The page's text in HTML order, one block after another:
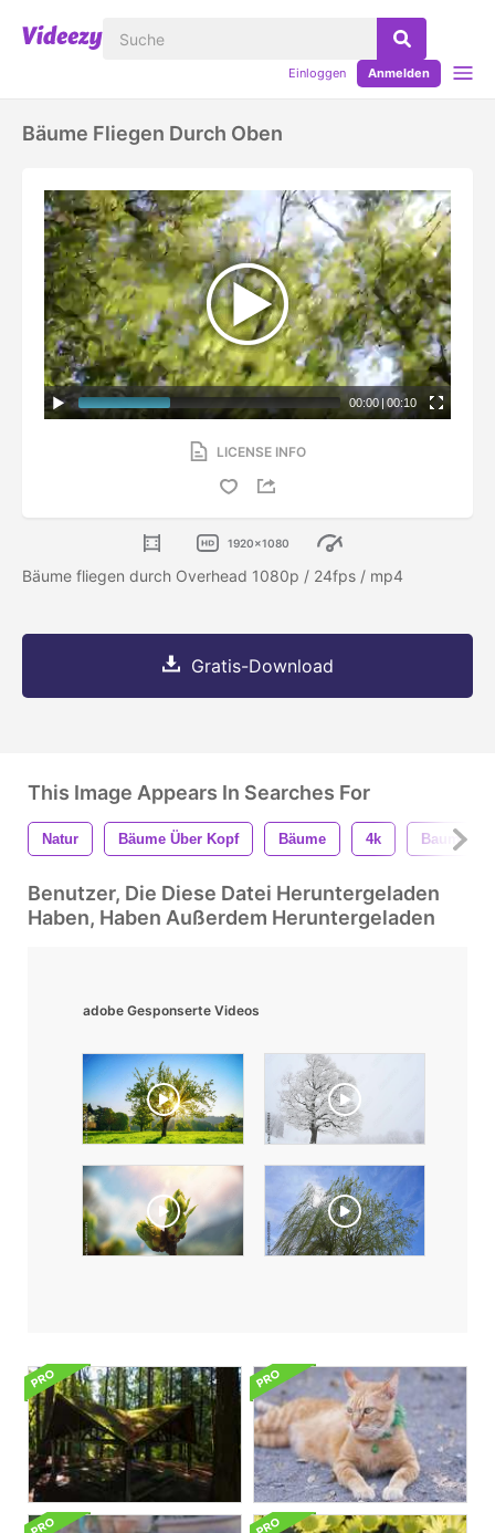
Einloggen Anmelden
Bäume Fliegen Durch Oben
00:00 | 00:10
LICENSE INFO
1920x1080
Bäume fliegen durch Overhead 1080p / 24fps / mp4
Gratis-Download
This Image Appears In Searches For
Natur Bäume Über Kopf Bäume 4k Baum
Benutzer, Die Diese Datei Heruntergeladen
Haben, Haben Außerdem Heruntergeladen
adobe Gesponserte Videos